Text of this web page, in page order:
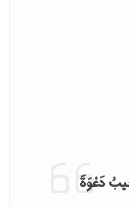
دَعْوَةَ